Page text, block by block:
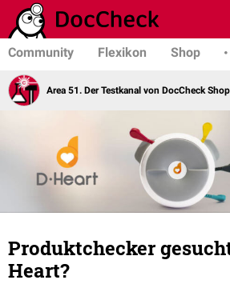
Community Flexikon Shop
Area 51. Der Testkanal von DocCheck Shop
Produktchecker
Heart?